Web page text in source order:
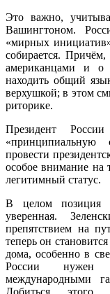
Это важно,
Вашингтоном.
«мирных
собирается.
американцами и о
находить общий
верхушкой; в этом
риторике.
Президент
«принципиальную
провести
особое внимание на
легитимный статус.
В целом позиция
уверенная.
препятствием на
теперь он
дома, особенно в
России нужен
международными
Добиться